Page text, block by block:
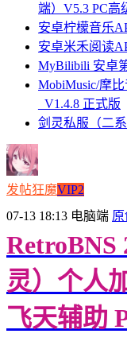
端）V5.3 PC高
安卓柠檬音乐
安卓米禾阅读
MyBilibili 安卓
MobiMusic/摩
_V1.4.8 正式版
剑灵私服（二
发帖狂魔VIP2
07-13 18:13 电脑端
RetroBNS
灵）个人
飞天辅助